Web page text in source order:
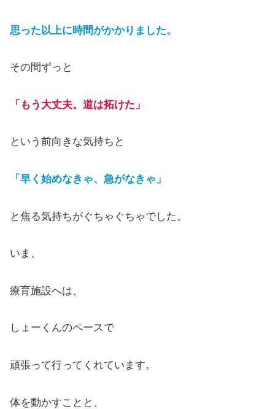
思った以上に時間がかかりました。
その間ずっと
「もう大丈夫。道は拓けた」
という前向きな気持ちと
「早く始めなきゃ、急がなきゃ」
と焦る気持ちがぐちゃぐちゃでした。
いま、
療育施設へは、
しょーくんのペースで
頑張って行ってくれています。
体を動かすことと、